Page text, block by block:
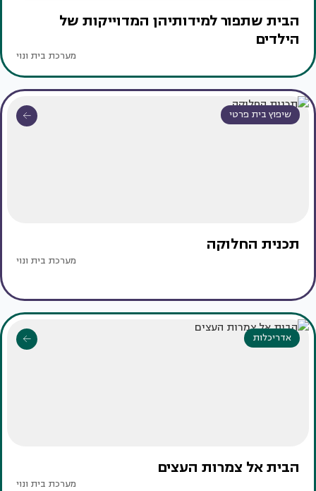
הבית שתפור למידותיהן המדוייקות של
הילדים
מערכת בית ונוי
שיפוץ בית פרטי
תכנית החלוקה
מערכת בית ונוי
אדריכלות
הבית אל צמרות העצים
מערכת בית ונוי